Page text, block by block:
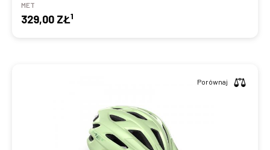
MET
329,00 ZŁ1
Porównaj